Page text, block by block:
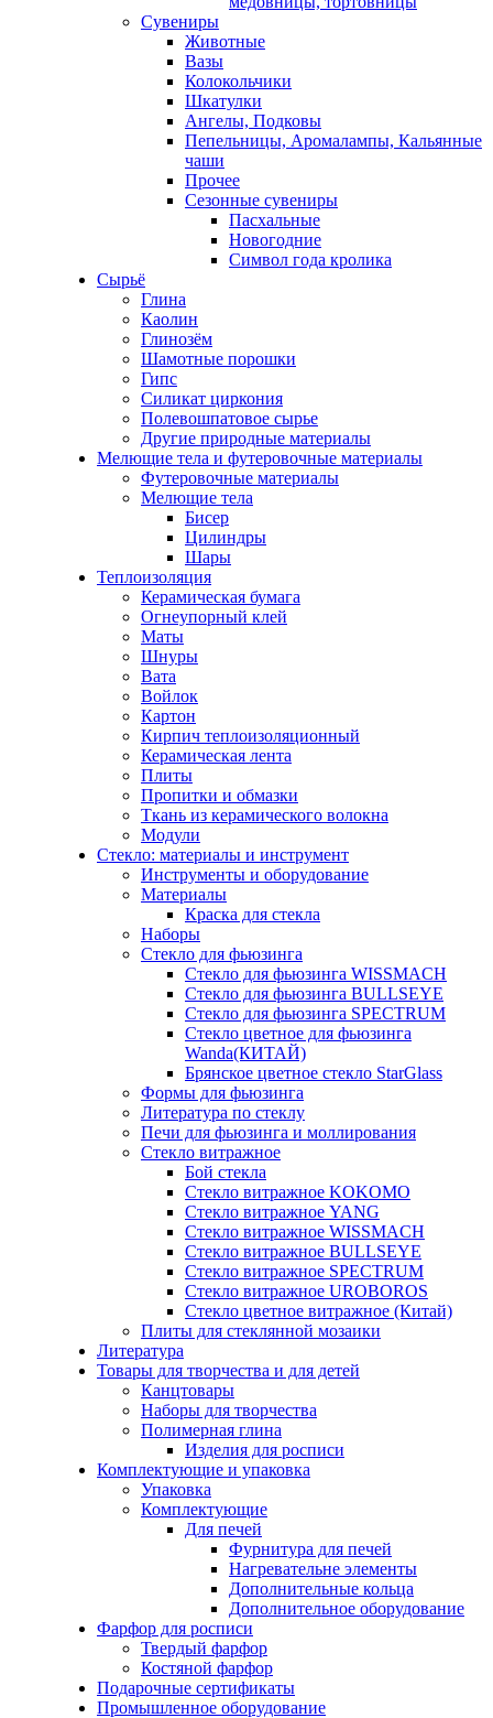
Сувениры
Животные
Вазы
Колокольчики
Шкатулки
Ангелы, Подковы
Пепельницы, Аромалампы, Кальянные
чаши
Прочее
Сезонные сувениры
Пасхальные
Новогодние
Символ года кролика
Сырьё
Глина
Каолин
Глинозём
Шамотные порошки
Гипс
Силикат циркония
Полевошпатовое сырье
Другие природные материалы
Мелющие тела и футеровочные материалы
Футеровочные материалы
Мелющие тела
Бисер
Цилиндры
Шары
Теплоизоляция
Керамическая бумага
Огнеупорный клей
Маты
Шнуры
Вата
Войлок
Картон
Кирпич теплоизоляционный
Керамическая лента
Плиты
Пропитки и обмазки
Ткань из керамического волокна
Модули
Стекло: материалы и инструмент
Инструменты и оборудование
Материалы
Краска для стекла
Наборы
Стекло для фьюзинга
Стекло для фьюзинга WISSMACH
Стекло для фьюзинга BULLSEYE
Стекло для фьюзинга SPECTRUM
Стекло цветное для фьюзинга
Wanda(КИТАЙ)
Брянское цветное стекло StarGlass
Формы для фьюзинга
Литература по стеклу
Печи для фьюзинга и моллирования
Стекло витражное
Бой стекла
Стекло витражное KOKOMO
Стекло витражное YANG
Стекло витражное WISSMACH
Стекло витражное BULLSEYE
Стекло витражное SPECTRUM
Стекло витражное UROBOROS
Стекло цветное витражное (Китай)
Плиты для стеклянной мозаики
Литература
Товары для творчества и для детей
Канцтовары
Наборы для творчества
Полимерная глина
Изделия для росписи
Комплектующие и упаковка
Упаковка
Комплектующие
Для печей
Фурнитура для печей
Нагревательне элементы
Дополнительные кольца
Дополнительное оборудование
Фарфор для росписи
Твердый фарфор
Костяной фарфор
Подарочные сертификаты
Промышленное оборудование